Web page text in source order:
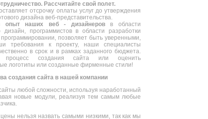
Рассчитайте свой полет.
отсрочку оплаты услуг до утверждения
дизайна веб-представительства.
опыт наших веб - дизайнеров в области
дизайн, программистов в области разработки
программировании, позволяет быть уверенными,
требования к проекту, наши специалисты
в срок и в рамках заданного бюджета.
процесс создания сайта или оценить
логотипы или созданные фирменные стили!
создания сайта в нашей компании
любой сложности, используя наработанный
новые модули, реализуя тем самым любые
нельзя назвать самыми низкими, так как мы